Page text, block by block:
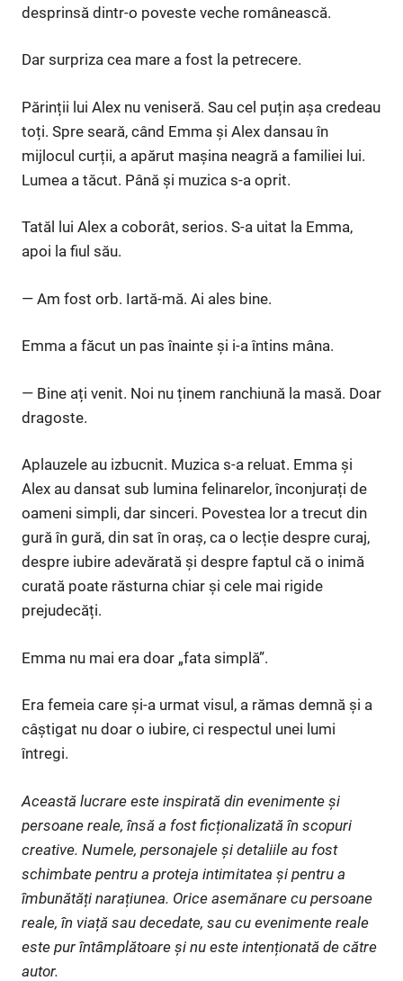
desprinsă dintr-o poveste veche românească.
Dar surpriza cea mare a fost la petrecere.
Părinții lui Alex nu veniseră. Sau cel puțin așa credeau
toți. Spre seară, când Emma și Alex dansau în
mijlocul curții, a apărut mașina neagră a familiei lui.
Lumea a tăcut. Până și muzica s-a oprit.
Tatăl lui Alex a coborât, serios. S-a uitat la Emma,
apoi la fiul său.
— Am fost orb. Iartă-mă. Ai ales bine.
Emma a făcut un pas înainte și i-a întins mâna.
— Bine ați venit. Noi nu ținem ranchiună la masă. Doar
dragoste.
Aplauzele au izbucnit. Muzica s-a reluat. Emma și
Alex au dansat sub lumina felinarelor, înconjurați de
oameni simpli, dar sinceri. Povestea lor a trecut din
gură în gură, din sat în oraș, ca o lecție despre curaj,
despre iubire adevărată și despre faptul că o inimă
curată poate răsturna chiar și cele mai rigide
prejudecăți.
Emma nu mai era doar „fata simplă”.
Era femeia care și-a urmat visul, a rămas demnă și a
câștigat nu doar o iubire, ci respectul unei lumi
întregi.
Această lucrare este inspirată din evenimente și
persoane reale, însă a fost ficționalizată în scopuri
creative. Numele, personajele și detaliile au fost
schimbate pentru a proteja intimitatea și pentru a
îmbunătăți narațiunea. Orice asemănare cu persoane
reale, în viață sau decedate, sau cu evenimente reale
este pur întâmplătoare și nu este intenționată de către
autor.